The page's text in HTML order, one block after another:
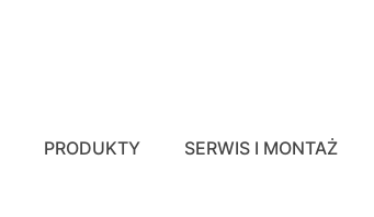
PRODUKTY SERWIS I MONTAŻ